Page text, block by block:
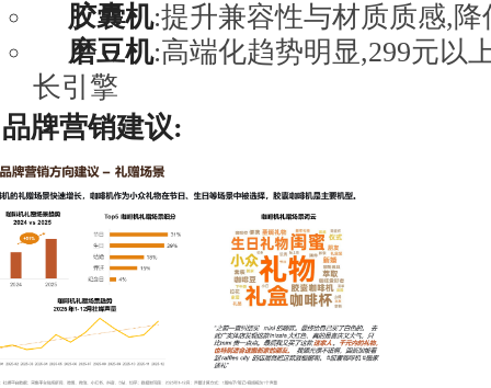
胶囊机:提升兼容性与材质质感,
磨豆机:高端化趋势明显,299元以
长引擎
品牌营销建议: